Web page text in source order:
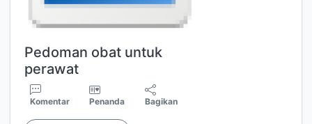
Pedoman obat untuk
perawat
Komentar Penanda Bagikan